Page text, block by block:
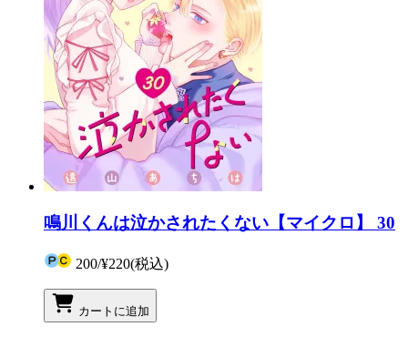
鳴川くんは泣かされたくない【マイクロ】 30
200/¥220(税込)
カートに追加